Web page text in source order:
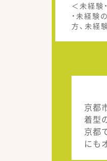
＜未経験
・未経験
方、未経
京都
着型
京都
にも